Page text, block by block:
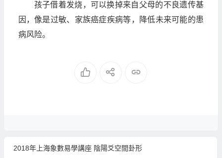
孩子借着发烧，可以换掉来自父母的不良遗传基
因，像是过敏、家族癌症疾病等，降低未来可能的患
病风险。
2018年上海象數易學講座 陰陽爻空間卦形